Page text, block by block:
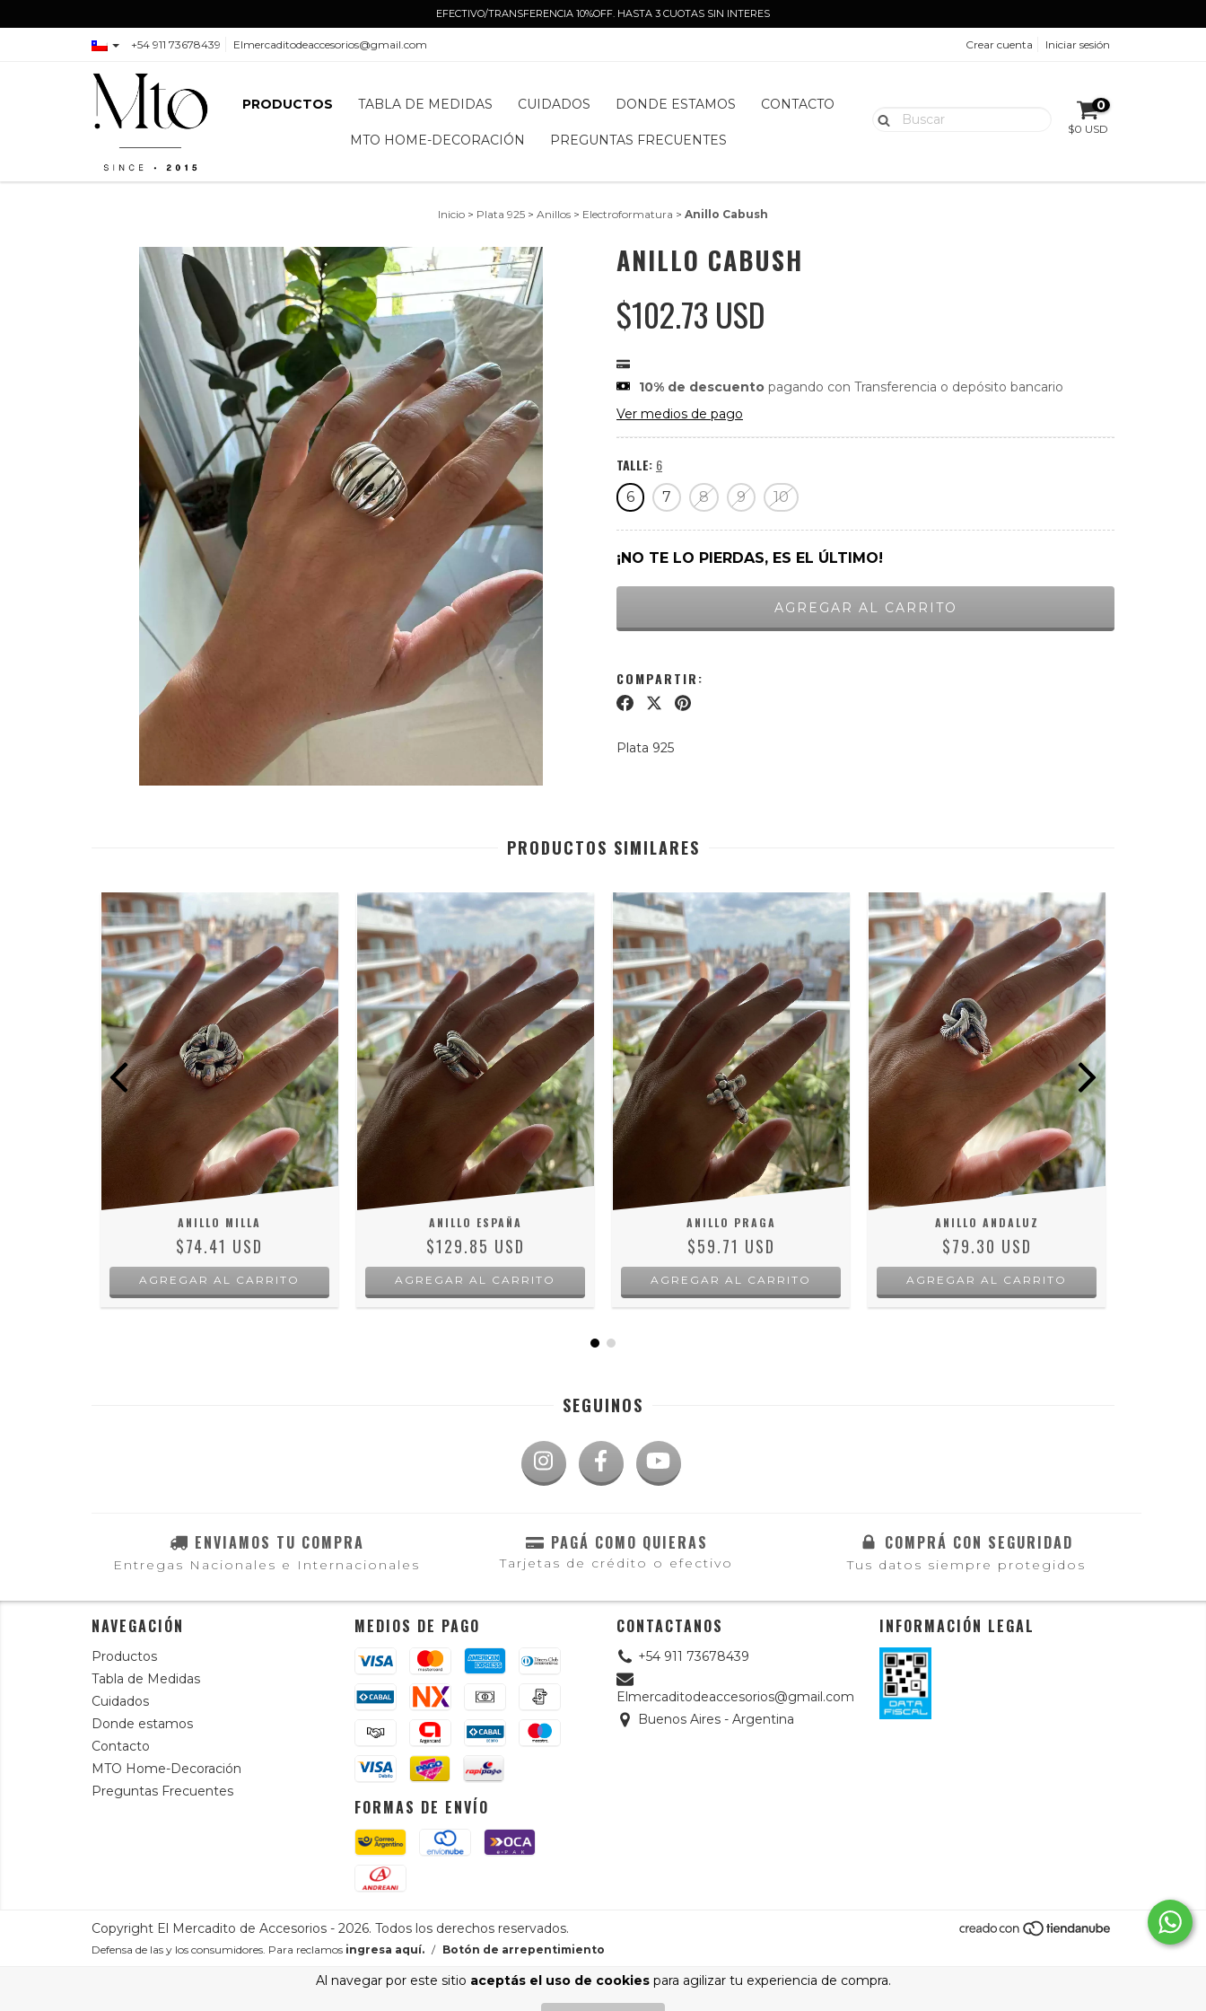
Al navegar por este sitio aceptás el uso de cookiespara agilizar tu experiencia de compra.
EFECTIVO/TRANSFERENCIA 10%OFF. HASTA 3 CUOTAS SIN INTERES
+54 911 73678439 Elmercaditodeaccesorios@gmail.com Crear cuenta Iniciar sesión
PRODUCTOS TABLA DE MEDIDAS CUIDADOS DONDE ESTAMOS CONTACTO
MTO HOME-DECORACIÓN PREGUNTAS FRECUENTES
0
$0 USD
Inicio > Plata 925 > Anillos > Electroformatura > Anillo Cabush
ANILLO CABUSH
$102.73 USD
10% de descuento pagando con Transferencia o depósito bancario
Ver medios de pago
TALLE: 6
6 7 8 9 10
¡NO TE LO PIERDAS, ES EL ÚLTIMO!
COMPARTIR:
Plata 925
PRODUCTOS SIMILARES
ANILLO MILLA
$74.41 USD
AGREGAR AL CARRITO
ANILLO ESPAÑA
$129.85 USD
AGREGAR AL CARRITO
ANILLO PRAGA
$59.71 USD
AGREGAR AL CARRITO
ANILLO ANDALUZ
$79.30 USD
AGREGAR AL CARRITO
SEGUINOS
ENVIAMOS TU COMPRA
Entregas Nacionales e Internacionales
PAGÁ COMO QUIERAS
Tarjetas de crédito o efectivo
COMPRÁ CON SEGURIDAD
Tus datos siempre protegidos
NAVEGACIÓN
Productos
Tabla de Medidas
Cuidados
Donde estamos
Contacto
MTO Home-Decoración
Preguntas Frecuentes
MEDIOS DE PAGO
FORMAS DE ENVÍO
CONTACTANOS
+54 911 73678439
Elmercaditodeaccesorios@gmail.com
Buenos Aires - Argentina
INFORMACIÓN LEGAL
Copyright El Mercadito de Accesorios - 2026. Todos los derechos reservados.
Defensa de las y los consumidores. Para reclamos ingresa aquí. / Botón de arrepentimiento